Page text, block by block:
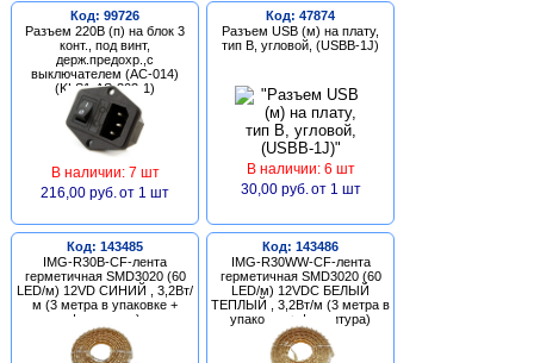
Код: 99726
Разъем 220В (п) на блок 3
конт., под винт,
держ.предохр.,с
выключателем (AC-014)
(KLS1-AS-303-1)
В наличии: 7 шт
216,00 руб. от 1 шт
Код: 47874
Разъем USB (м) на плату,
тип В, угловой, (USBB-1J)
В наличии: 6 шт
30,00 руб. от 1 шт
Код: 143485
IMG-R30B-CF-лента
герметичная SMD3020 (60
LED/м) 12VD СИНИЙ , 3,2Вт/
м (3 метра в упаковке +
фурнитура)
Код: 143486
IMG-R30WW-CF-лента
герметичная SMD3020 (60
LED/м) 12VDC БЕЛЫЙ
ТЕПЛЫЙ , 3,2Вт/м (3 метра в
упаковке + фурнитура)